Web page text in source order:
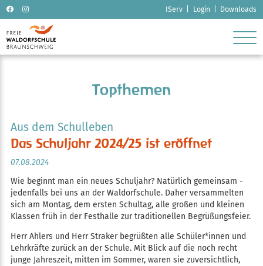
überspringen
IServ Login Downloads
Topthemen
Aus dem Schulleben
Das Schuljahr 2024/25 ist eröffnet
07.08.2024
Wie beginnt man ein neues Schuljahr? Natürlich gemeinsam -
jedenfalls bei uns an der Waldorfschule. Daher versammelten
sich am Montag, dem ersten Schultag, alle großen und kleinen
Klassen früh in der Festhalle zur traditionellen Begrüßungsfeier.
Herr Ahlers und Herr Straker begrüßten alle Schüler*innen und
Lehrkräfte zurück an der Schule. Mit Blick auf die noch recht
junge Jahreszeit, mitten im Sommer, waren sie zuversichtlich,